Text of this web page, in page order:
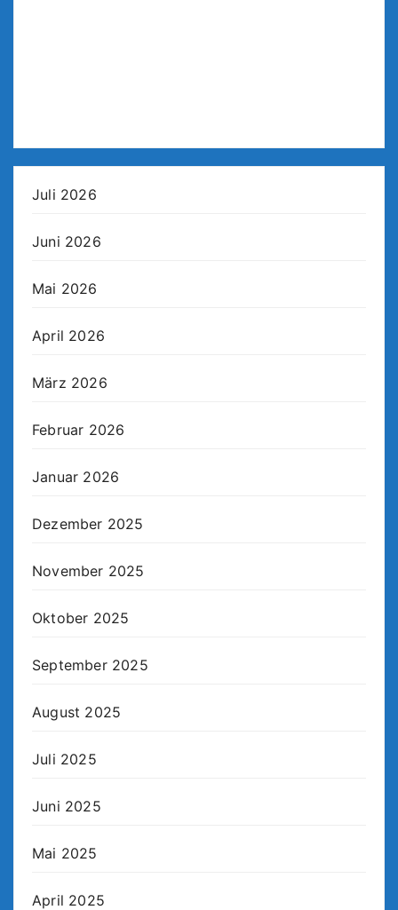
Juli 2026
Juni 2026
Mai 2026
April 2026
März 2026
Februar 2026
Januar 2026
Dezember 2025
November 2025
Oktober 2025
September 2025
August 2025
Juli 2025
Juni 2025
Mai 2025
April 2025